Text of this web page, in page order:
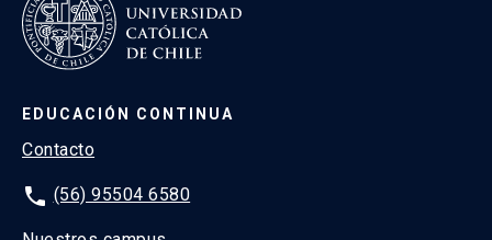
EDUCACIÓN CONTINUA
Contacto
phone (56) 95504 6580